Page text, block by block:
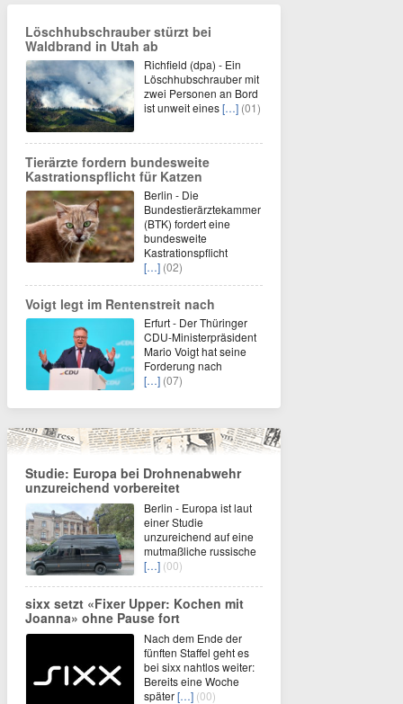
Löschhubschrauber stürzt bei
Waldbrand in Utah ab
Richfield (dpa) - Ein
Löschhubschrauber mit
zwei Personen an Bord
ist unweit eines[…] (01)
Tierärzte fordern bundesweite
Kastrationspflicht für Katzen
Berlin - Die
Bundestierärztekammer
(BTK) fordert eine
bundesweite
Kastrationspflicht
[…] (02)
Voigt legt im Rentenstreit nach
Erfurt - Der Thüringer
CDU-Ministerpräsident
Mario Voigt hat seine
Forderung nach
[…] (07)
Studie: Europa bei Drohnenabwehr
unzureichend vorbereitet
Berlin - Europa ist laut
einer Studie
unzureichend auf eine
mutmaßliche russische
[…] (00)
sixx setzt «Fixer Upper: Kochen mit
Joanna» ohne Pause fort
Nach dem Ende der
fünften Staffel geht es
bei sixx nahtlos weiter:
Bereits eine Woche
später[…] (00)